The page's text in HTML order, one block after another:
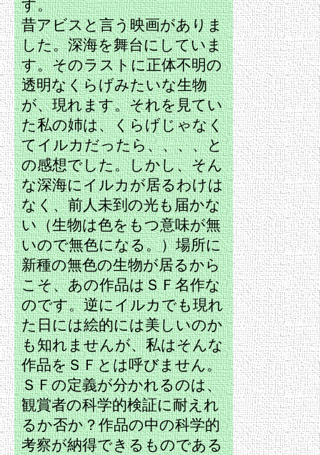
す。
昔アビスと言う映画がありま
した。深海を舞台にしていま
す。そのラストに正体不明の
透明なくらげみたいな生物
が、現れます。それを見てい
た私の姉は、くらげじゃなく
てイルカだったら、、、、と
の感想でした。しかし、そん
な深海にイルカが居るわけは
なく、前人未到の光も届かな
い（生物は色をもつ意味が無
いので無色になる。）場所に
新種の無色の生物が居るから
こそ、あの作品はＳＦ名作な
のです。逆にイルカでも現れ
た日には絵的には美しいのか
も知れませんが、私はそんな
作品をＳＦとは呼びません。
ＳＦの定義が分かれるのは、
観賞者の科学的検証に耐えれ
るか否か？作品の中の科学的
考察が納得できるものである